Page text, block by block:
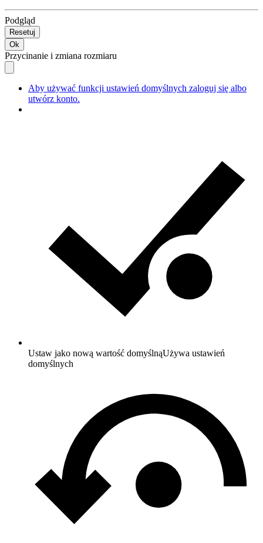
Podgląd
Resetuj
Ok
Przycinanie i zmiana rozmiaru
Aby używać funkcji ustawień domyślnych zaloguj się albo
utwórz konto.
Ustaw jako nową wartość domyślnąUżywa ustawień
domyślnych